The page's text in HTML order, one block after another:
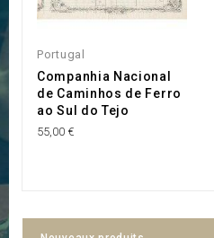
Portugal
Companhia Nacional
de Caminhos de Ferro
ao Sul do Tejo
55,00 €